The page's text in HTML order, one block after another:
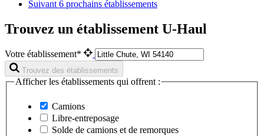
Suivant 6 prochains établissements
Trouvez un établissement U-Haul
Votre établissement*
Trouvez des établissements
Afficher les établissements qui offrent :
Camions
Libre-entreposage
Solde de camions et de remorques